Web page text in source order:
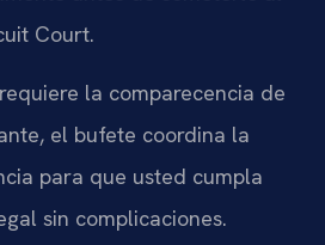
Court.
la comparecencia de
el bufete coordina la
para que usted cumpla
sin complicaciones.